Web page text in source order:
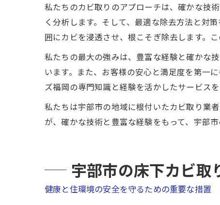
私たちのカビ取りのアプローチは、確かな技
く分析します。そして、最適な除去方法と対
囲にカビを浸透させ、根こそぎ除去します。
私たちの最大の強みは、豊富な経験と確かな
います。また、お客様の安心と満足度を第一
ズ福岡の専門知識と経験を活かしたサービスを
私たちは宇部市の地域に根付いたカビ取り業
が、確かな技術と豊富な経験をもって、宇部
宇部市の床下カビ取
健康と住環境の安全を守るための重要な措置